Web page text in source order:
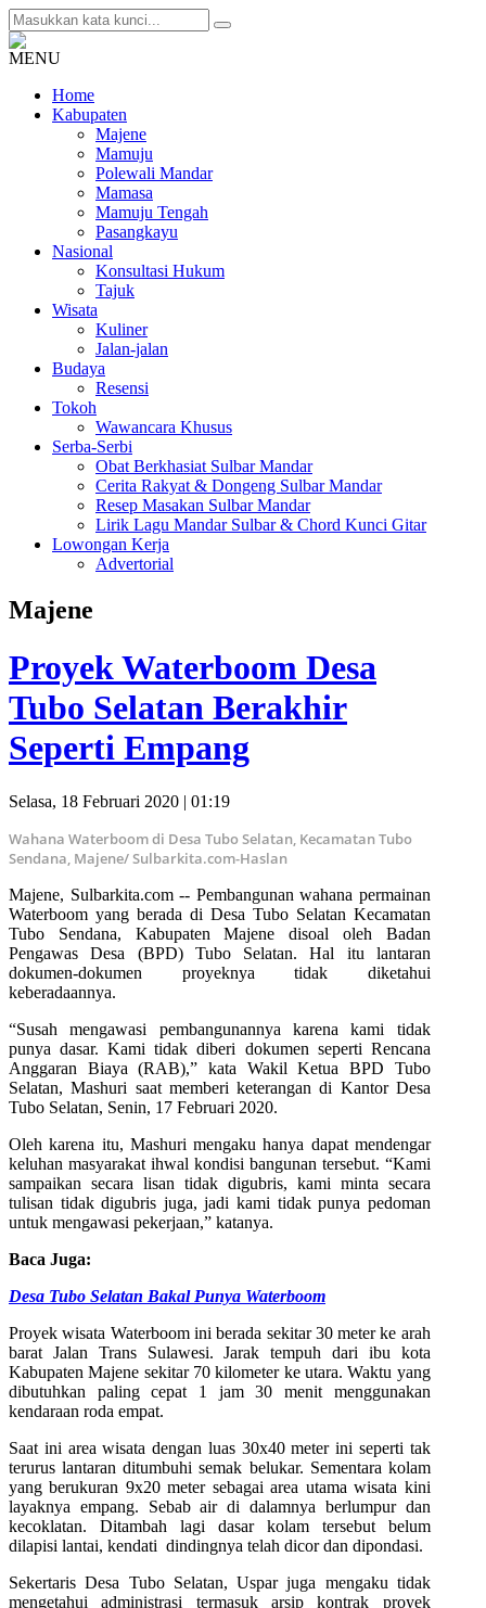
MENU
Home
Kabupaten
Majene
Mamuju
Polewali Mandar
Mamasa
Mamuju Tengah
Pasangkayu
Nasional
Konsultasi Hukum
Tajuk
Wisata
Kuliner
Jalan-jalan
Budaya
Resensi
Tokoh
Wawancara Khusus
Serba-Serbi
Obat Berkhasiat Sulbar Mandar
Cerita Rakyat & Dongeng Sulbar Mandar
Resep Masakan Sulbar Mandar
Lirik Lagu Mandar Sulbar & Chord Kunci Gitar
Lowongan Kerja
Advertorial
Majene
Proyek Waterboom Desa
Tubo Selatan Berakhir
Seperti Empang
Selasa, 18 Februari 2020 | 01:19
Wahana Waterboom di Desa Tubo Selatan, Kecamatan Tubo
Sendana, Majene/ Sulbarkita.com-Haslan
Majene, Sulbarkita.com -- Pembangunan wahana permainan
Waterboom yang berada di Desa Tubo Selatan Kecamatan
Tubo Sendana, Kabupaten Majene disoal oleh Badan
Pengawas Desa (BPD) Tubo Selatan. Hal itu lantaran
dokumen-dokumen proyeknya tidak diketahui
keberadaannya.
“Susah mengawasi pembangunannya karena kami tidak
punya dasar. Kami tidak diberi dokumen seperti Rencana
Anggaran Biaya (RAB),” kata Wakil Ketua BPD Tubo
Selatan, Mashuri saat memberi keterangan di Kantor Desa
Tubo Selatan, Senin, 17 Februari 2020.
Oleh karena itu, Mashuri mengaku hanya dapat mendengar
keluhan masyarakat ihwal kondisi bangunan tersebut. “Kami
sampaikan secara lisan tidak digubris, kami minta secara
tulisan tidak digubris juga, jadi kami tidak punya pedoman
untuk mengawasi pekerjaan,” katanya.
Baca Juga:
Desa Tubo Selatan Bakal Punya Waterboom
Proyek wisata Waterboom ini berada sekitar 30 meter ke arah
barat Jalan Trans Sulawesi. Jarak tempuh dari ibu kota
Kabupaten Majene sekitar 70 kilometer ke utara. Waktu yang
dibutuhkan paling cepat 1 jam 30 menit menggunakan
kendaraan roda empat.
Saat ini area wisata dengan luas 30x40 meter ini seperti tak
terurus lantaran ditumbuhi semak belukar. Sementara kolam
yang berukuran 9x20 meter sebagai area utama wisata kini
layaknya empang. Sebab air di dalamnya berlumpur dan
kecoklatan. Ditambah lagi dasar kolam tersebut belum
dilapisi lantai, kendati dindingnya telah dicor dan dipondasi.
Sekertaris Desa Tubo Selatan, Uspar juga mengaku tidak
mengetahui administrasi termasuk arsip kontrak proyek